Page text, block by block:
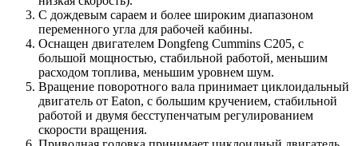
С дождевым сараем и более широким диапазоном
переменного угла для рабочей кабины.
Оснащен двигателем Dongfeng Сummins C205, с
большой мощностью, стабильной работой, меньшим
расходом топлива, меньшим уровнем шум.
Вращение поворотного вала принимает циклоидальный
двигатель от Eaton, с большим кручением, стабильной
работой и двумя бесступенчатым регулированием
скорости вращения.